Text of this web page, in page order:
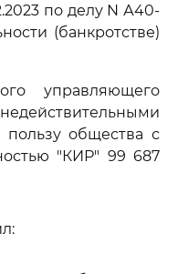
по делу N А40-
(банкротстве)
управляющего
общества с
"КИР" 99 687